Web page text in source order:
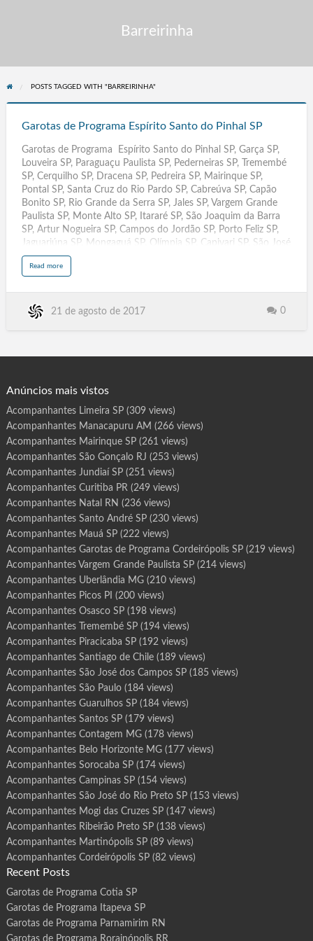
Barreirinha
POSTS TAGGED WITH "BARREIRINHA"
Espírito
Santo
Pinhal
Garotas de Programa Espírito Santo do Pinhal SP
Garotas de Programa Espírito Santo do Pinhal SP, Garça SP,
Louveira SP, Paraguaçu Paulista SP, Pederneiras SP, Tremembé
SP, Cerquilho SP, Dracena SP, Pedreira SP, Mairinque SP,
Pontal SP, Santa Cruz do Rio Pardo SP, Cabreúva SP, Capão
Bonito SP, Rio Grande da Serra SP, Jales SP, Vargem Grande
Paulista SP, Monte Alto SP, Itararé SP, São Joaquim da Barra
SP, Artur Nogueira SP, Campos do Jordão SP, Porto Feliz SP,
Jaguariúna SP, Mongaguá SP, Olímpia SP, Capivari SP, São José
do Rio Pardo SP, Piedade SP, Porto Ferreira SP, Santa Isabel SP,
Itupeva SP, Monte Mor SP, Registro SP, Taquaritinga SP,
SP, Elias Fausto, Elisiario,Embauba, Embu, Embu-Guacu,
Read morea
t
r
e
r
m
a
s
í
i
t
o
S
a
n
o
o
i
n
h
a
S
21 de agosto de 2017 0
Anúncios mais vistos
Acompanhantes Limeira SP(309 views)
Acompanhantes Manacapuru AM (266 views)
Acompanhantes Mairinque SP(261 views)
Acompanhantes São Gonçalo RJ (253 views)
Acompanhantes Jundiaí SP(251 views)
Acompanhantes Curitiba PR(249 views)
Acompanhantes Natal RN (236 views)
Acompanhantes Santo André SP(230 views)
Acompanhantes Mauá SP(222 views)
Acompanhantes Garotas de Programa Cordeirópolis SP(219 views)
Acompanhantes Vargem Grande Paulista SP(214 views)
Acompanhantes Uberlândia MG(210 views)
Acompanhantes Picos PI (200 views)
Acompanhantes Osasco SP(198 views)
Acompanhantes Tremembé SP(194 views)
Acompanhantes Piracicaba SP(192 views)
Acompanhantes Santiago de Chile(189 views)
Acompanhantes São José dos Campos SP(185 views)
Acompanhantes São Paulo(184 views)
Acompanhantes Guarulhos SP(184 views)
Acompanhantes Santos SP(179 views)
Acompanhantes Contagem MG(178 views)
Acompanhantes Belo Horizonte MG(177 views)
Acompanhantes Sorocaba SP(174 views)
Acompanhantes Campinas SP(154 views)
Acompanhantes São José do Rio Preto SP(153 views)
Acompanhantes Mogi das Cruzes SP(147 views)
Acompanhantes Ribeirão Preto SP(138 views)
Acompanhantes Martinópolis SP(89 views)
Acompanhantes Cordeirópolis SP(82 views)
Recent Posts
Garotas de Programa Cotia SP
Garotas de Programa Itapeva SP
Garotas de Programa Parnamirim RN